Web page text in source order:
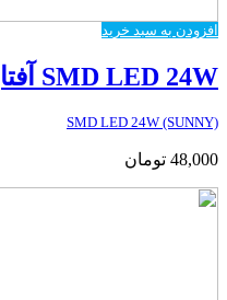
افزودن به سبد خرید
SMD LED 24W آفتابی (دایورخور)
SMD LED 24W (SUNNY)
48,000 تومان